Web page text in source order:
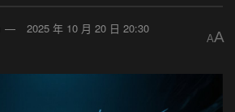
2025 年 10 月 20 日 20:30
AA